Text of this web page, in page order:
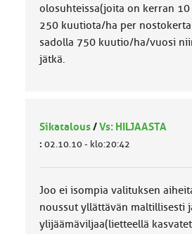
olosuhteissa(joita on kerran
250 kuutiota/ha per
sadolla 750 kuutio/ha/vuosi
jätkä.
Sikatalous/Vs: HILJAASTA
: 02.10.10 - klo:20:42
Joo ei isompia valituksen
noussut yllättävän maltillisesti
ylijäämäviljaa(lietteellä